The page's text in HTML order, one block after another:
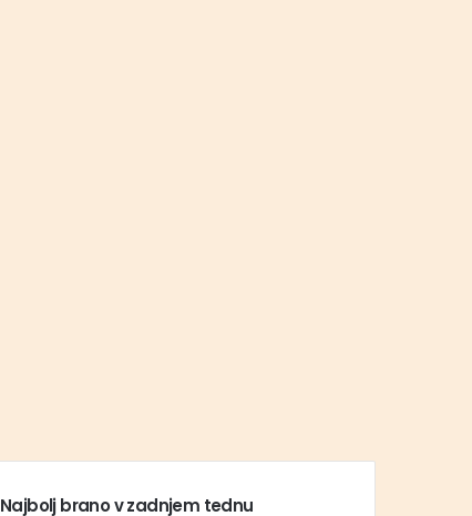
Najbolj brano v zadnjem tednu